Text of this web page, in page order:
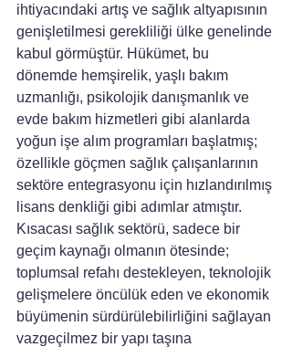
ihtiyacındaki artış ve sağlık altyapısının
genişletilmesi gerekliliği ülke genelinde
kabul görmüştür. Hükümet, bu
dönemde hemşirelik, yaşlı bakım
uzmanlığı, psikolojik danışmanlık ve
evde bakım hizmetleri gibi alanlarda
yoğun işe alım programları başlatmış;
özellikle göçmen sağlık çalışanlarının
sektöre entegrasyonu için hızlandırılmış
lisans denkliği gibi adımlar atmıştır.
Kısacası sağlık sektörü, sadece bir
geçim kaynağı olmanın ötesinde;
toplumsal refahı destekleyen, teknolojik
gelişmelere öncülük eden ve ekonomik
büyümenin sürdürülebilirliğini sağlayan
vazgeçilmez bir yapı taşına